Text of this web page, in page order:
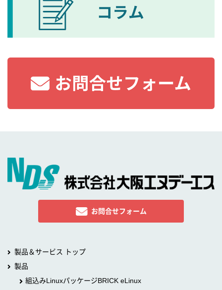
お問合せフォーム
製品＆サービス トップ
製品
組込みLinuxパッケージBRICK eLinux